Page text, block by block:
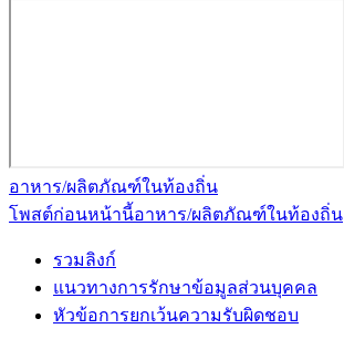
อาหาร/ผลิตภัณฑ์ในท้องถิ่น
โพสต์ก่อนหน้านี้อาหาร/ผลิตภัณฑ์ในท้องถิ่น
รวมลิงก์
แนวทางการรักษาข้อมูลส่วนบุคคล
หัวข้อการยกเว้นความรับผิดชอบ